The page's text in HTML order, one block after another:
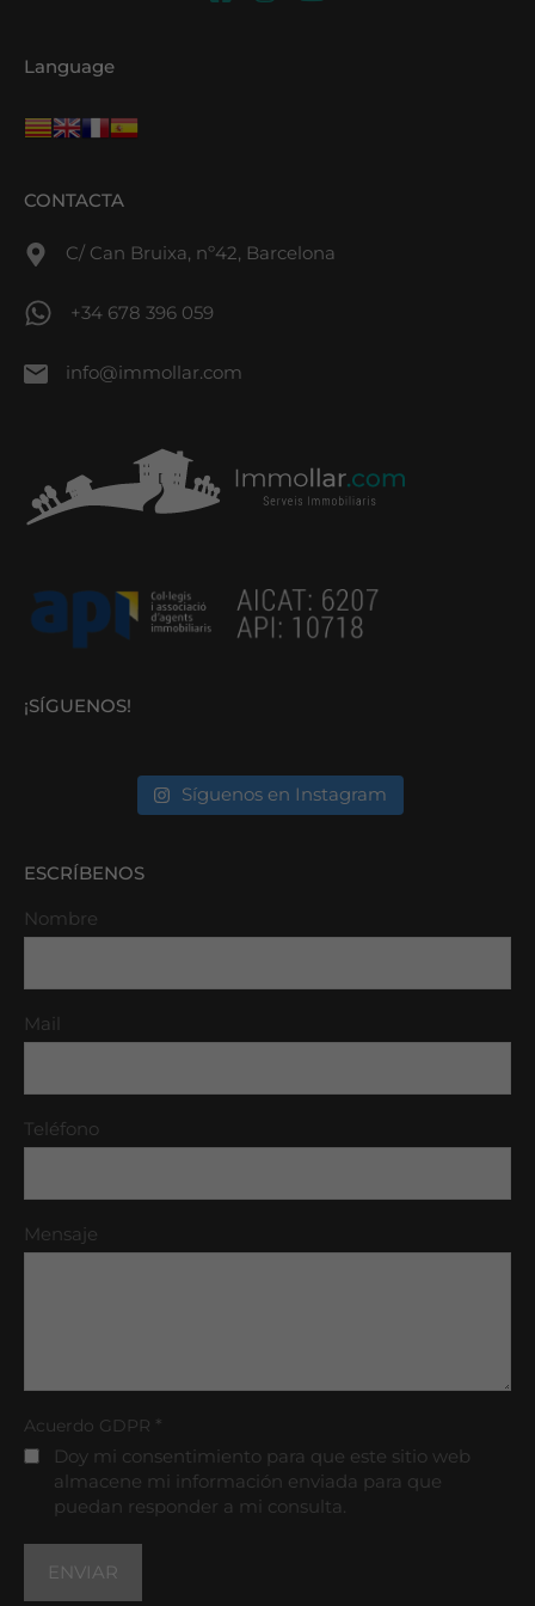
Language
CONTACTA
C/ Can Bruixa, nº42, Barcelona
+34 678 396 059
info@immollar.com
¡SÍGUENOS!
Síguenos en Instagram
ESCRÍBENOS
Nombre
Mail
Teléfono
Mensaje
Acuerdo GDPR *
Doy mi consentimiento para que este sitio web
almacene mi información enviada para que
puedan responder a mi consulta.